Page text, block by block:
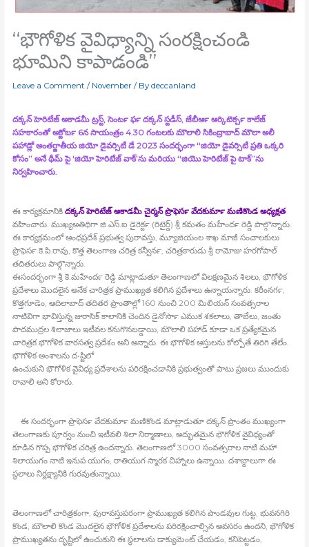
‘‘భౌగోళిక వైవిధ్యాన్ని సంరక్షించండి
భూమిని కాపాడండి’’
Leave a Comment / November / Bydeccanland
దక్కన్‍ హెరిటేజ్‍ అకాడమీ ట్రస్ట్, సెంటర్‍ ఫర్‍ దక్కన్‍ స్టడీస్‍, జేబీఆర్‍ ఆర్కిటెక్చర్‍ కాలేజ్‍
సహకారంతో అక్టోబర్‍ 6న సాయంత్రం 4.30 గంటలకు మౌలాలి సికింద్రాబాద్‍ మౌలా అలీ
పహాడ్లో అంతర్జాతీయ జియో డైవర్సిటీ డే 2023 సందర్భంగా ‘‘జియో డైవర్సిటీ ప్రతి ఒక్కరి
కోసం’’ అనే థీమ్‍ పై ‘జియో హెరిటేజ్‍ వాక్‍’ను మరియు ‘‘జియొ హెరిటేజ్‍ పై టాక్‍’’ను
నిర్వహించారు.
ఈ కార్యక్రమానికిదక్కన్‍ హెరిటేజ్‍ అకాడమీ చైర్మన్‍ ప్రొఫెసర్‍ వేదకుమార్‍ మణికొండ అధ్యక్షత
వహించారు. ముఖ్యఅతిథిగా జి.ఎస్‍.ఐ డైరెక్టర్‍ (రిటైర్డ్) శ్రీ కమతం మహేందర్‍ రెడ్డి పాల్గొన్నారు.
ఈ కార్యక్రమంలో ఆంధప్రదేశ్‍ ప్రభుత్వ పురావస్తు, మ్యూజియంల శాఖ మాజీ సంచాలకులు
ప్రొఫెసర్‍ కె.పి.రావు, కొత్త తెలంగాణ చరిత్ర కన్వీనర్‍, చరిత్రకారుడు శ్రీ రామోజు హరగోపాల్‍
తదితరులు పాల్గొన్నారు.
ఈసందర్భంగా శ్రీ కె.మహేందర్‍ రెడ్డి మాట్లాడుతూ తెలంగాణలో విలక్షణమైన శిలలు, భౌగోళిక
ప్రదేశాలు మొదలైన అనేక చారిత్రక ప్రాముఖ్యత కలిగిన ప్రదేశాలు ఉన్నాయన్నారు. కరీంనగర్‍,
కొత్తగూడెం, ఆదిలాబాద్‍ తదితర ప్రాంతాల్లో 160 నుంచి 200 మిలియన్‍ సంవత్సరాల
నాటివిగా భావిస్తున్న జురాసిక్‍ కాలానికి చెందిన డైనోసార్‍ ఎముక శకలాలు, తాబేలు, జంతు
పాదముద్రల శిలాజాలు ఇటీవల కనుగొనబడ్డాయి, మౌలాలి పహాడ్‍ కూడా ఒక ప్రత్యేకమైన
చారిత్రక భౌగోళిక వారసత్వ ప్రదేశం అని అన్నారు. ఈ భౌగోళిక ఆస్తులను కోల్పోతే తిరిగి తేలేం.
భౌగోళిక అంశాలను ద•ష్టిలో
ఉంచుకుని భౌగోళిక వైవిధ్య ప్రదేశాలను పరిరక్షించడానికి ప్రభుత్వంతో పాటు ప్రజలు ముందుకు
రావాలి అని కోరారు.
ఈ సందర్భంగా ప్రొఫెసర్‍ వేదకుమార్‍ మణికొండ మాట్లాడుతూ దక్కన్‍ ప్రాంతం ముఖ్యంగా
తెలంగాణకు పూర్వం నుంచి ఇటీవలి శిలా నిర్మాణాలు, అద్భుతమైన భౌగోళిక వైవిధ్యంతో
కూడిన గొప్ప భౌగోళిక చరిత్ర ఉందన్నారు. తెలంగాణలో 3000 సంవత్సరాల నాటి మహా
శిలాయుగం నాటి ఇనుప యుగం, రాతియుగ స్మారక చిహ్నాలు ఉన్నాయి. దశాబ్దాలుగా ఈ
స్థలాలు నిర్లక్ష్యానికి గురవుతున్నాయి.
తెలంగాణలో చారిత్రకంగా, పురావస్తుపరంగా ప్రాముఖ్యత కలిగిన పాండవుల గుట్ట, భువనగిరి
కొండ, మౌలాలి కొండ మొదలైన భౌగోళిక ప్రదేశాలను పరిరక్షించాల్సిన అవసరం ఉందని, భౌగోళిక
ప్రాముఖ్యతను దృష్టిలో ఉంచుకుని ఈ స్థలాలను డాక్యుమెంట్‍ చేయడం, కనిపెట్టడం,